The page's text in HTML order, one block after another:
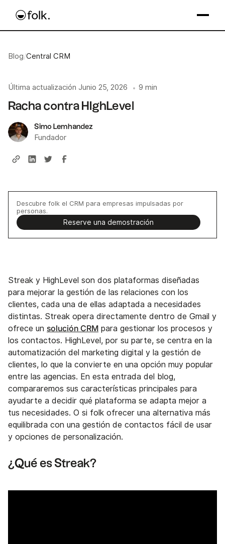
Blog/Central CRM
Última actualización Junio 25, 2026 • 9 min
Racha contra HIghLevel
Simo Lemhandez
Fundador
Descubre folk el CRM para empresas impulsadas por
personas.
Reserve una demostración
Streak y HighLevel son dos plataformas diseñadas
para mejorar la gestión de las relaciones con los
clientes, cada una de ellas adaptada a necesidades
distintas. Streak opera directamente dentro de Gmail y
ofrece un solución CRM para gestionar los procesos y
los contactos. HighLevel, por su parte, se centra en la
automatización del marketing digital y la gestión de
clientes, lo que la convierte en una opción muy popular
entre las agencias. En esta entrada del blog,
compararemos sus características principales para
ayudarte a decidir qué plataforma se adapta mejor a
tus necesidades. O si folk ofrecer una alternativa más
equilibrada con una gestión de contactos fácil de usar
y opciones de personalización.
¿Qué es Streak?